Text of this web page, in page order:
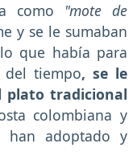
como "mote de
y se le sumaban
que había para
del tiempo, se le
plato tradicional
colombiana y
han adoptado y